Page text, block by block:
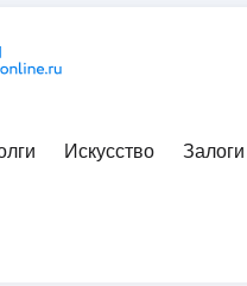
Искусство Залоги